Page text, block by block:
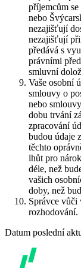
příjemcům
nebo
nezajišťují
nezajišťují
předává s
právními
smluvní
Vaše osobní
smlouvy o
nebo
dobu trvání
zpracování
budou údaje
těchto
lhůt pro
déle, než
vašich
doby, než
Správce vůči
rozhodování.
Datum poslední